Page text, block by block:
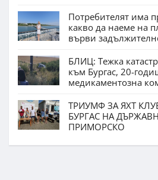
Потребителят има
какво да наеме на
върви
БЛИЦ: Тежка
към Бургас, 20-
медикаментозна
ТРИУМФ ЗА ЯХТ
БУРГАС НА
ПРИМОРСКО